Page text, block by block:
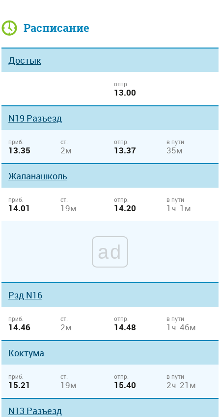
Расписание
Достык
отпр.
13.00
N19 Разъезд
приб.
13.35
ст.
2м
отпр.
13.37
в пути
35м
Жаланашколь
приб.
14.01
ст.
19м
отпр.
14.20
в пути
1ч 1м
ad
Рзд N16
приб.
14.46
ст.
2м
отпр.
14.48
в пути
1ч 46м
Коктума
приб.
15.21
ст.
19м
отпр.
15.40
в пути
2ч 21м
N13 Разъезд